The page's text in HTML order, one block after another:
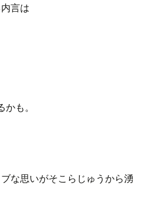
言は
も。
な思いがそこらじゅうから湧